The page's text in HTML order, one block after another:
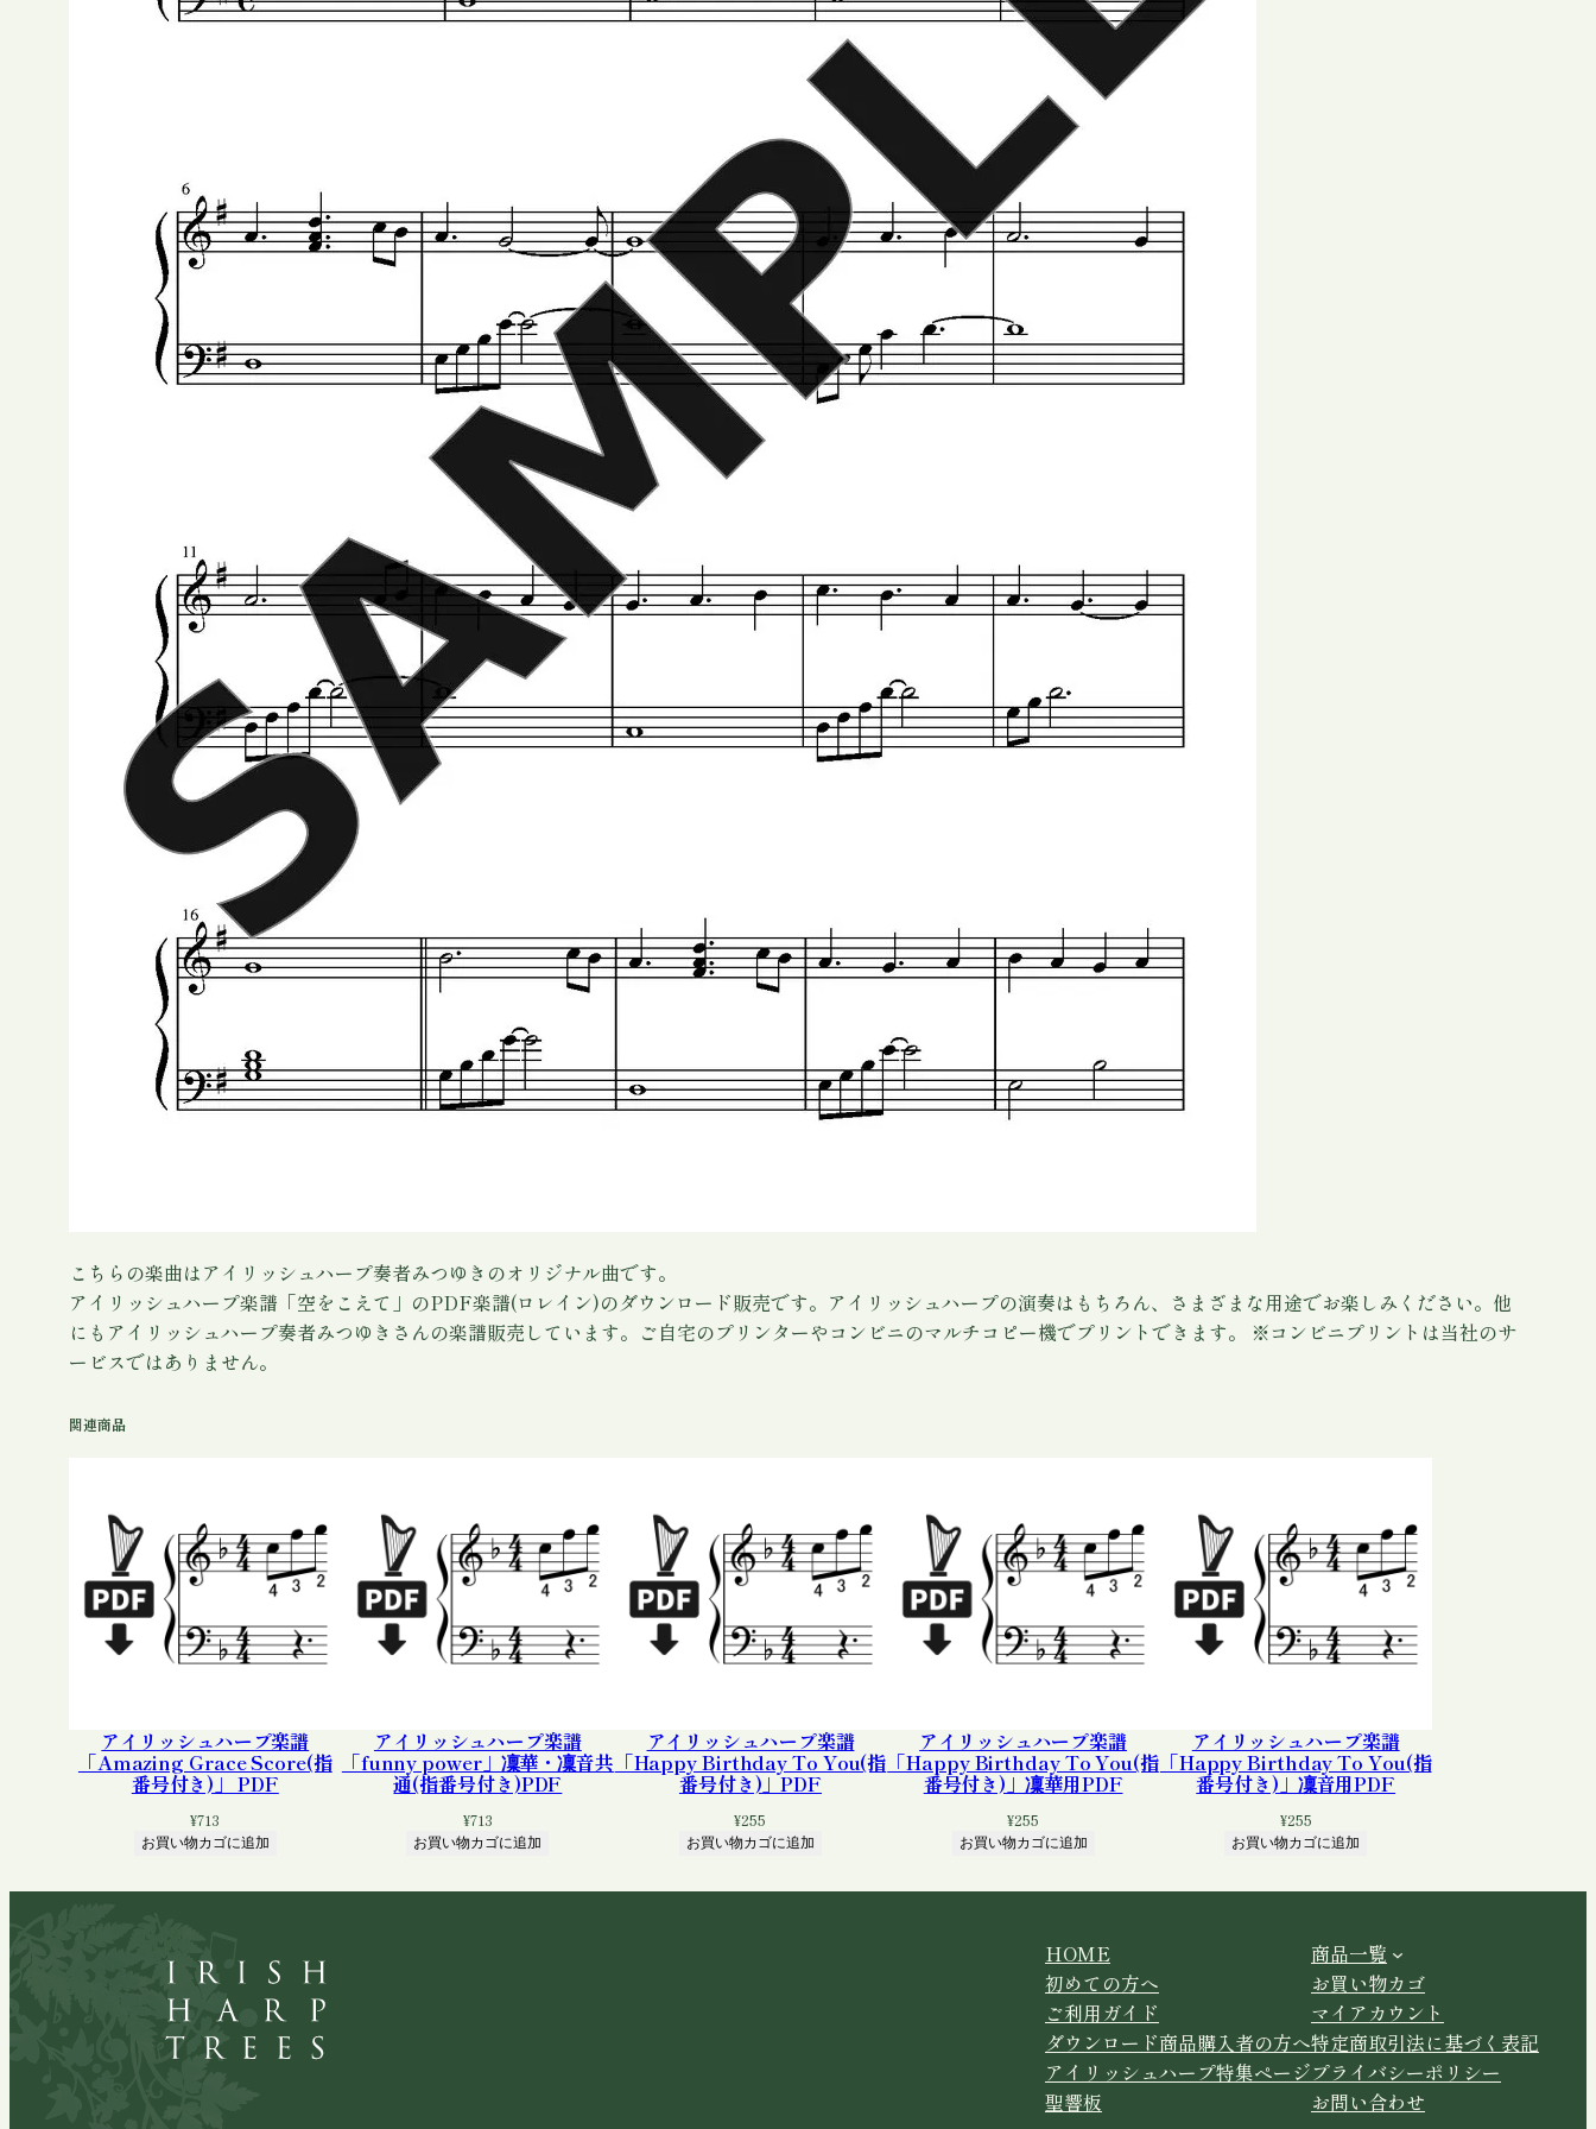
こちらの楽曲はアイリッシュハープ奏者みつゆきのオリジナル曲です。
アイリッシュハープ楽譜「空をこえて」のPDF楽譜(ロレイン)のダウンロード販売です。アイリッシュハープの演奏はもちろん、さまざまな用途でお楽しみください。他
にもアイリッシュハープ奏者みつゆきさんの楽譜販売しています。ご自宅のプリンターやコンビニのマルチコピー機でプリントできます。 ※コンビニプリントは当社のサ
ービスではありません。
関連商品
アイリッシュハープ楽譜
「Amazing Grace Score(指
番号付き)」 PDF
¥713
お買い物カゴに追加
アイリッシュハープ楽譜
「funny power」凜華・凜音共
通(指番号付き)PDF
¥713
お買い物カゴに追加
アイリッシュハープ楽譜
「Happy Birthday To You(指
番号付き)」PDF
¥255
お買い物カゴに追加
アイリッシュハープ楽譜
「Happy Birthday To You(指
番号付き)」凜華用PDF
¥255
お買い物カゴに追加
アイリッシュハープ楽譜
「Happy Birthday To You(指
番号付き)」凜音用PDF
¥255
お買い物カゴに追加
HOME
初めての方へ
ご利用ガイド
ダウンロード商品購入者の方へ
アイリッシュハープ特集ページ
聖響板
商品一覧
お買い物カゴ
マイアカウント
特定商取引法に基づく表記
プライバシーポリシー
お問い合わせ